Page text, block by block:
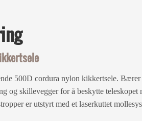
500D cordura nylon kikkertsele. Bærer
og skillevegger for å beskytte teleskopet
er utstyrt med et laserkuttet